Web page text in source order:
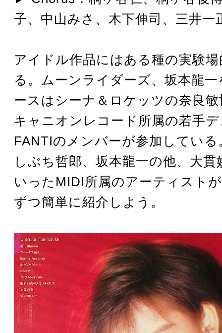
子、中山みさ、木下伸司、三井一
アイドル作品にはある種の実験
る。ムーンライダーズ、坂本龍
ースはシーナ＆ロケッツの奈良
キャニオンレコード所属の若手
FANTIのメンバーが参加している
しぶち哲郎、坂本龍一の他、大貫
いったMIDI所属のアーティスト
ずつ簡単に紹介しよう。